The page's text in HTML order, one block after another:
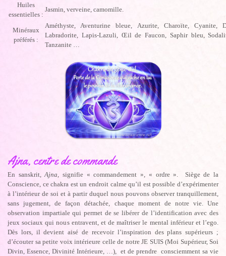
Huiles
essentielles :
Jasmin, verveine, camomille.
Minéraux
préférés :
Améthyste, Aventurine bleue, Azurite, Charoïte, Cyanite,
Labradorite, Lapis-Lazuli, Œil de Faucon, Saphir bleu,
Tanzanite …
Ajna, centre de commande
En sanskrit,Ajna , signifie « commandement », « ordre ». Siège de la
Conscience, ce chakra est un endroit calme qu’il est possible d’expérimenter
à l’intérieur de soi et à partir duquel nous pouvons observer tranquillement,
sans jugement, de façon détachée, chaque moment de notre vie. Une
observation impartiale qui permet de se libérer de l’identification avec des
jeux sociaux qui nous entravent, et de maîtriser le mental inférieur et l’ego.
Dès lors, il devient aisé de recevoir l’inspiration des plans supérieurs ;
d’écouter sa petite voix intérieure celle de notre JE SUIS (Moi Supérieur, Soi
Divin, Essence, Divinité Intérieure, …), et de prendre consciemment sa vie